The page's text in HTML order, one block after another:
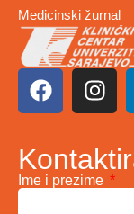
Medicinski žurnal
Ime i prezime